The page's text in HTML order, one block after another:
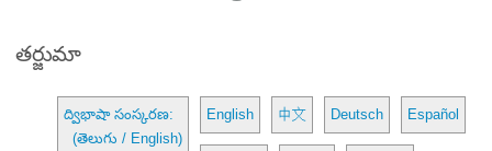
తర్జుమా
ద్విభాషా సంస్కరణ:
(తెలుగు / English)
English 中文 Deutsch Español